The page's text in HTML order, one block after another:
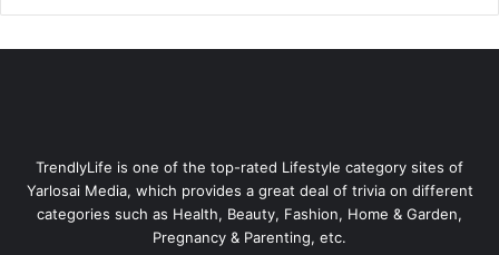
TrendlyLife is one of the top-rated Lifestyle category sites of
Yarlosai Media, which provides a great deal of trivia on different
categories such as Health, Beauty, Fashion, Home & Garden,
Pregnancy & Parenting, etc.